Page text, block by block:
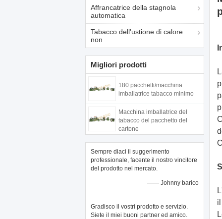
Affrancatrice della stagnola
automatica
Tabacco dell'ustione di calore
non
Migliori prodotti
180 pacchetti/macchina
imballatrice tabacco minimo
Macchina imballatrice del
tabacco del pacchetto del
cartone
Sempre diaci il suggerimento
professionale, facente il nostro vincitore
del prodotto nel mercato.
—— Johnny barico
Gradisco il vostri prodotto e servizio.
Siete il miei buoni partner ed amico.